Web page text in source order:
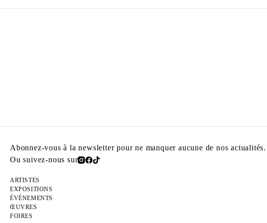
Abonnez-vous à la newsletter pour ne manquer aucune de nos actualités.
Ou suivez-nous sur
ARTISTES
EXPOSITIONS
ÉVÉNEMENTS
ŒUVRES
FOIRES